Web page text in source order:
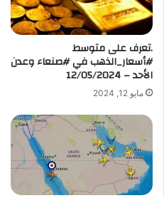
ل
ك
ر
و
ي
.تعرف على متوسط
#أسعار_الذهب في #صنعاء وعدن
الأحد – 12/05/2024
مايو 12, 2024